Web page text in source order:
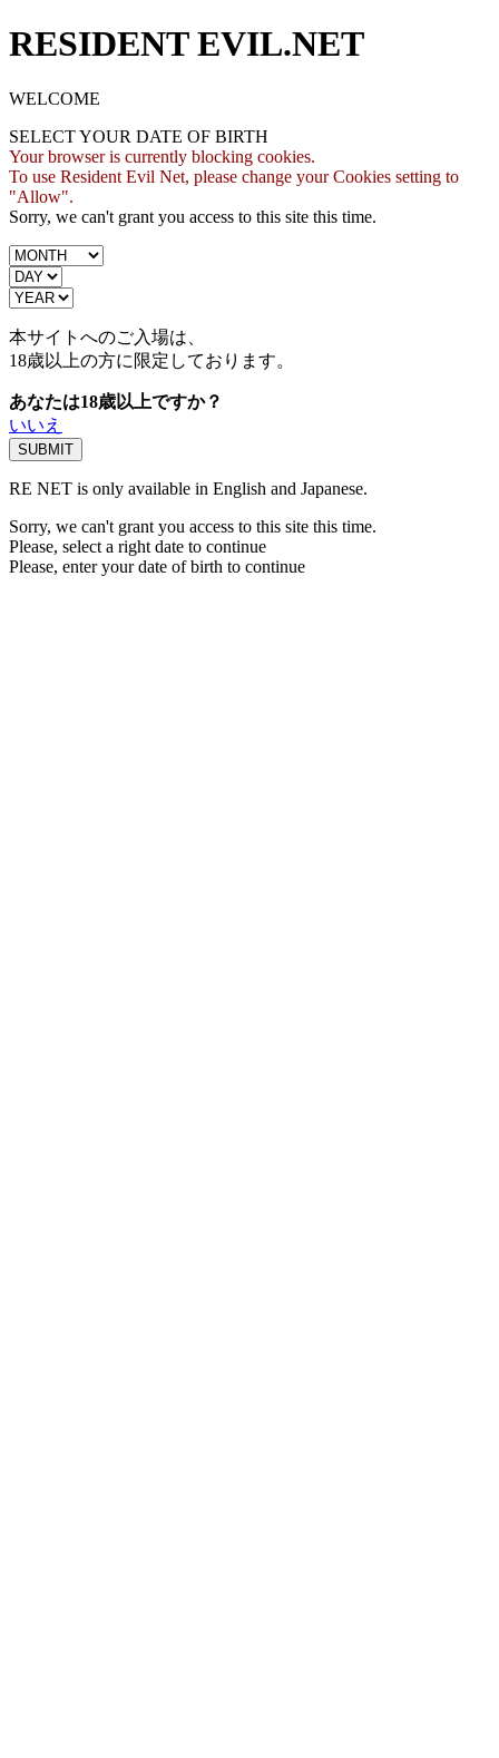
RESIDENT EVIL.NET
WELCOME
SELECT YOUR DATE OF BIRTH
Your browser is currently blocking cookies.
To use Resident Evil Net, please change your Cookies setting to
"Allow".
Sorry, we can't grant you access to this site this time.
本サイトへのご入場は、
18歳以上の方に限定しております。
あなたは18歳以上ですか？
いいえ
RE NET is only available in English and Japanese.
Sorry, we can't grant you access to this site this time.
Please, select a right date to continue
Please, enter your date of birth to continue